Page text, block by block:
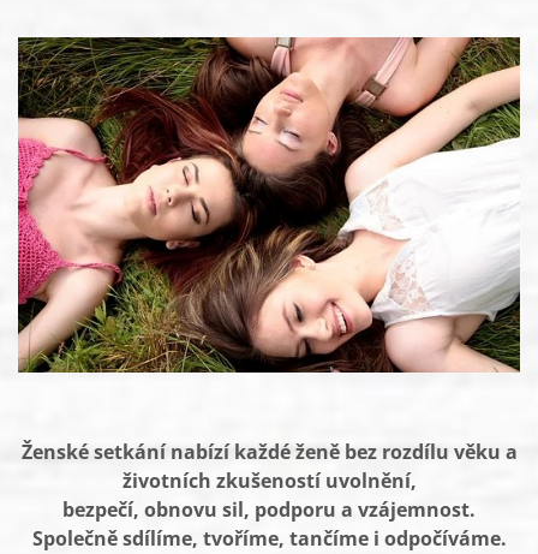
Ženské setkání nabízí každé ženě bez rozdílu věku a
životních zkušeností uvolnění,
bezpečí, obnovu sil, podporu a vzájemnost.
Společně sdílíme, tvoříme, tančíme i odpočíváme.